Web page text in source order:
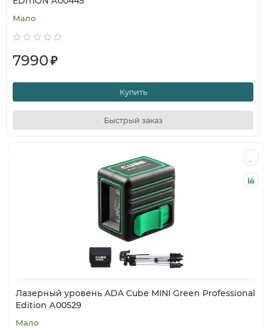
Мало
7990₽
Купить
Быстрый заказ
Лазерный уровень ADA Cube MINI Green Professional
Edition А00529
Мало